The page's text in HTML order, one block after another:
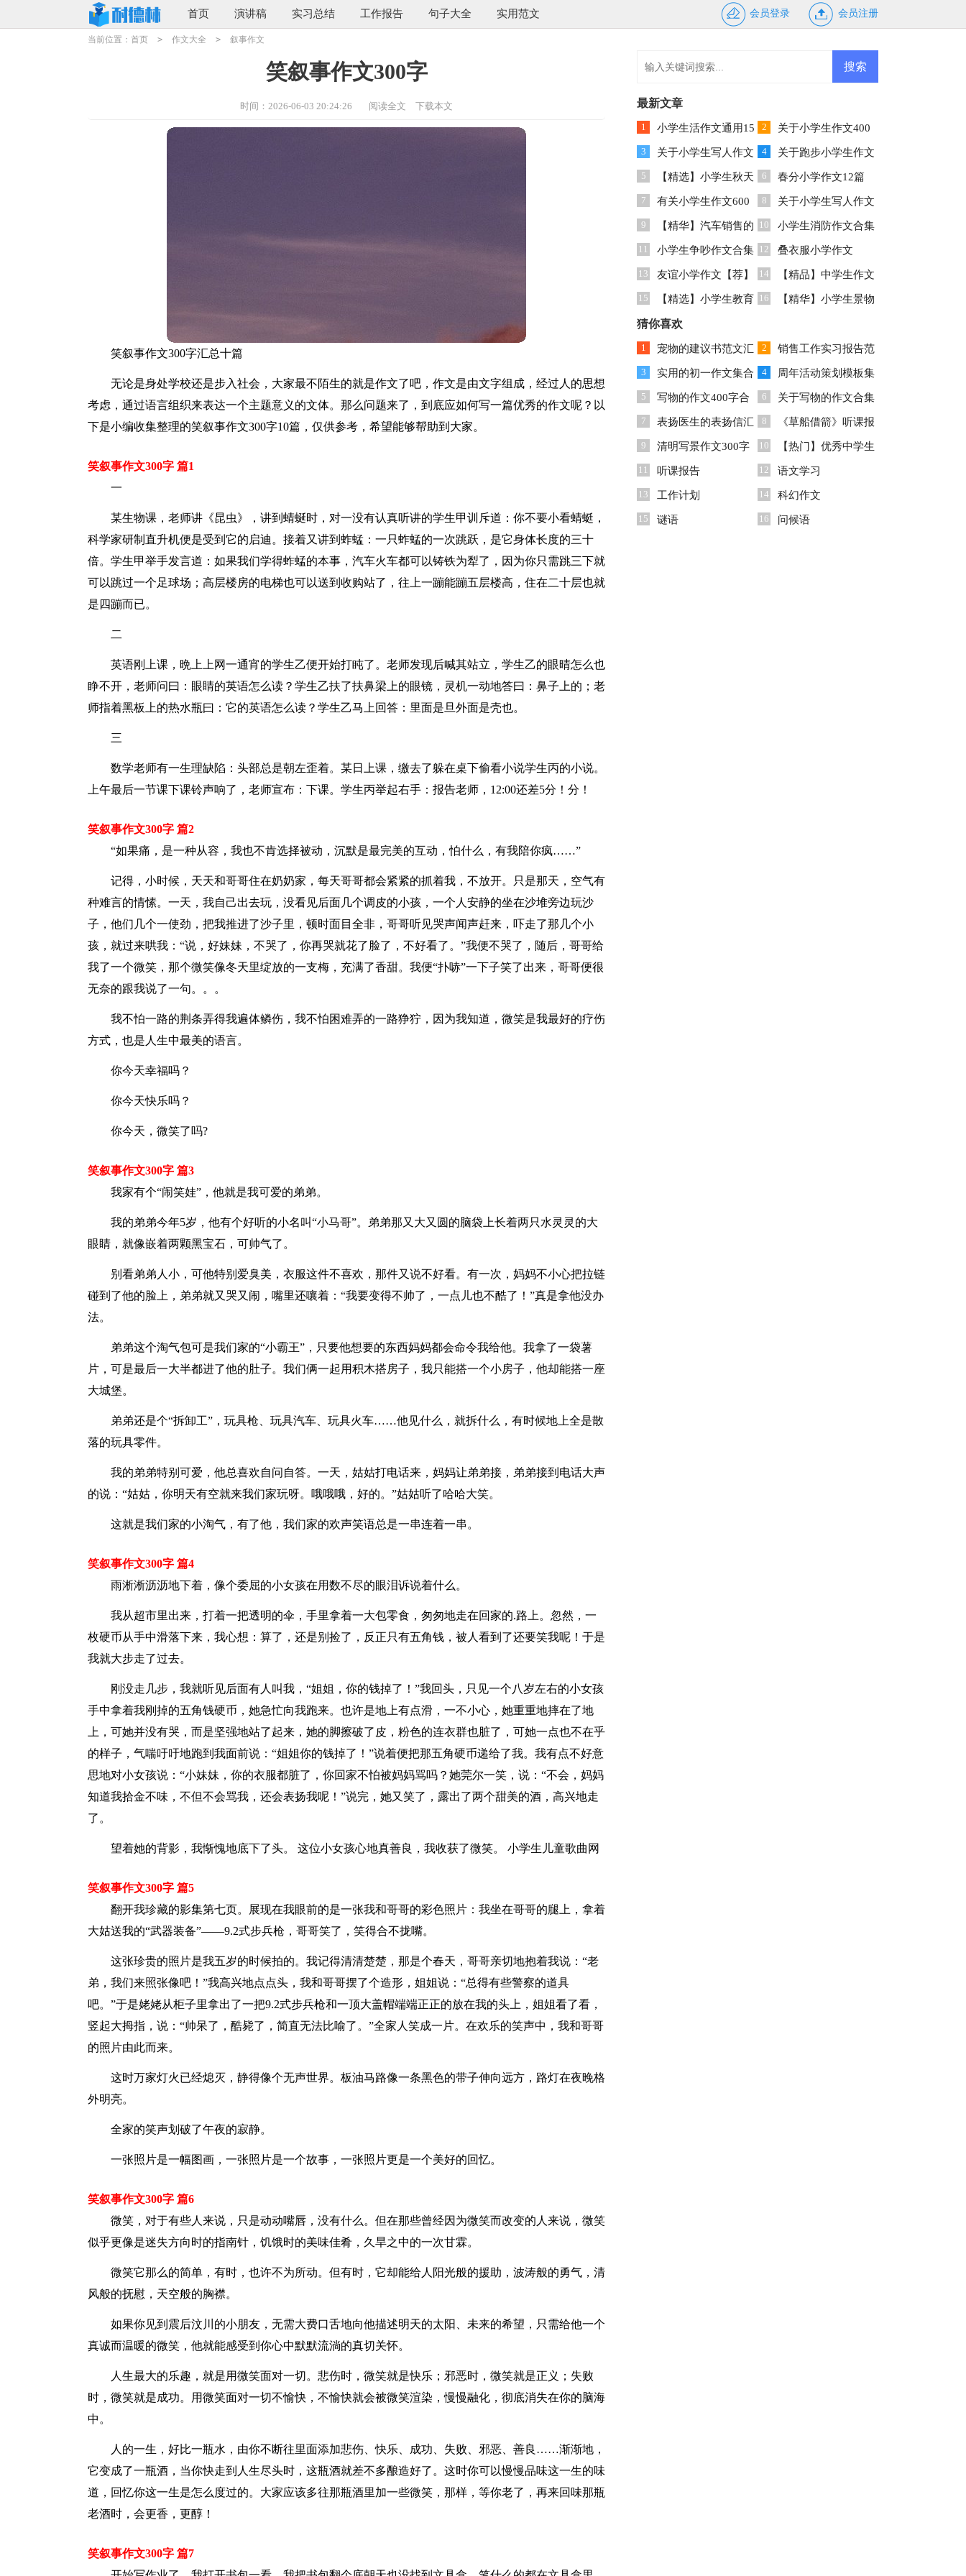
首页 演讲稿 实习总结 工作报告 句子大全 实用范文 会员登录 会员注册
当前位置： 首页 > 作文大全 > 叙事作文
笑叙事作文300字
时间：2026-06-03 20:24:26 阅读全文 下载本文
笑叙事作文300字汇总十篇
无论是身处学校还是步入社会，大家最不陌生的就是作文了吧，作文是由文字组成，经过人的思想
考虑，通过语言组织来表达一个主题意义的文体。那么问题来了，到底应如何写一篇优秀的作文呢？以
下是小编收集整理的笑叙事作文300字10篇，仅供参考，希望能够帮助到大家。
笑叙事作文300字 篇1
一
某生物课，老师讲《昆虫》，讲到蜻蜒时，对一没有认真听讲的学生甲训斥道：你不要小看蜻蜓，
科学家研制直升机便是受到它的启迪。接着又讲到蚱蜢：一只蚱蜢的一次跳跃，是它身体长度的三十
倍。学生甲举手发言道：如果我们学得蚱蜢的本事，汽车火车都可以铸铁为犁了，因为你只需跳三下就
可以跳过一个足球场；高层楼房的电梯也可以送到收购站了，往上一蹦能蹦五层楼高，住在二十层也就
是四蹦而已。
二
英语刚上课，晩上上网一通宵的学生乙便开始打盹了。老师发现后喊其站立，学生乙的眼晴怎么也
睁不开，老师问曰：眼睛的英语怎么读？学生乙扶了扶鼻梁上的眼镜，灵机一动地答曰：鼻子上的；老
师指着黑板上的热水瓶曰：它的英语怎么读？学生乙马上回答：里面是旦外面是壳也。
三
数学老师有一生理缺陷：头部总是朝左歪着。某日上课，缴去了躲在桌下偷看小说学生丙的小说。
上午最后一节课下课铃声响了，老师宣布：下课。学生丙举起右手：报告老师，12:00还差5分！分！
笑叙事作文300字 篇2
“如果痛，是一种从容，我也不肯选择被动，沉默是最完美的互动，怕什么，有我陪你疯……”
记得，小时候，天天和哥哥住在奶奶家，每天哥哥都会紧紧的抓着我，不放开。只是那天，空气有
种难言的情愫。一天，我自己出去玩，没看见后面几个调皮的小孩，一个人安静的坐在沙堆旁边玩沙
子，他们几个一使劲，把我推进了沙子里，顿时面目全非，哥哥听见哭声闻声赶来，吓走了那几个小
孩，就过来哄我：“说，好妹妹，不哭了，你再哭就花了脸了，不好看了。”我便不哭了，随后，哥哥给
我了一个微笑，那个微笑像冬天里绽放的一支梅，充满了香甜。我便“扑哧”一下子笑了出来，哥哥便很
无奈的跟我说了一句。。。
我不怕一路的荆条弄得我遍体鳞伤，我不怕困难弄的一路狰狞，因为我知道，微笑是我最好的疗伤
方式，也是人生中最美的语言。
你今天幸福吗？
你今天快乐吗？
你今天，微笑了吗?
笑叙事作文300字 篇3
我家有个“闹笑娃”，他就是我可爱的弟弟。
我的弟弟今年5岁，他有个好听的小名叫“小马哥”。弟弟那又大又圆的脑袋上长着两只水灵灵的大
眼睛，就像嵌着两颗黑宝石，可帅气了。
别看弟弟人小，可他特别爱臭美，衣服这件不喜欢，那件又说不好看。有一次，妈妈不小心把拉链
碰到了他的脸上，弟弟就又哭又闹，嘴里还嚷着：“我要变得不帅了，一点儿也不酷了！”真是拿他没办
法。
弟弟这个淘气包可是我们家的“小霸王”，只要他想要的东西妈妈都会命令我给他。我拿了一袋薯
片，可是最后一大半都进了他的肚子。我们俩一起用积木搭房子，我只能搭一个小房子，他却能搭一座
大城堡。
弟弟还是个“拆卸工”，玩具枪、玩具汽车、玩具火车……他见什么，就拆什么，有时候地上全是散
落的玩具零件。
我的弟弟特别可爱，他总喜欢自问自答。一天，姑姑打电话来，妈妈让弟弟接，弟弟接到电话大声
的说：“姑姑，你明天有空就来我们家玩呀。哦哦哦，好的。”姑姑听了哈哈大笑。
这就是我们家的小淘气，有了他，我们家的欢声笑语总是一串连着一串。
笑叙事作文300字 篇4
雨淅淅沥沥地下着，像个委屈的小女孩在用数不尽的眼泪诉说着什么。
我从超市里出来，打着一把透明的伞，手里拿着一大包零食，匆匆地走在回家的.路上。忽然，一
枚硬币从手中滑落下来，我心想：算了，还是别捡了，反正只有五角钱，被人看到了还要笑我呢！于是
我就大步走了过去。
刚没走几步，我就听见后面有人叫我，“姐姐，你的钱掉了！”我回头，只见一个八岁左右的小女孩
手中拿着我刚掉的五角钱硬币，她急忙向我跑来。也许是地上有点滑，一不小心，她重重地摔在了地
上，可她并没有哭，而是坚强地站了起来，她的脚擦破了皮，粉色的连衣群也脏了，可她一点也不在乎
的样子，气喘吁吁地跑到我面前说：“姐姐你的钱掉了！”说着便把那五角硬币递给了我。我有点不好意
思地对小女孩说：“小妹妹，你的衣服都脏了，你回家不怕被妈妈骂吗？她莞尔一笑，说：“不会，妈妈
知道我拾金不味，不但不会骂我，还会表扬我呢！”说完，她又笑了，露出了两个甜美的酒，高兴地走
了。
望着她的背影，我惭愧地底下了头。 这位小女孩心地真善良，我收获了微笑。 小学生儿童歌曲网
笑叙事作文300字 篇5
翻开我珍藏的影集第七页。展现在我眼前的是一张我和哥哥的彩色照片：我坐在哥哥的腿上，拿着
大姑送我的“武器装备”——9.2式步兵枪，哥哥笑了，笑得合不拢嘴。
这张珍贵的照片是我五岁的时候拍的。我记得清清楚楚，那是个春天，哥哥亲切地抱着我说：“老
弟，我们来照张像吧！”我高兴地点点头，我和哥哥摆了个造形，姐姐说：“总得有些警察的道具
吧。”于是姥姥从柜子里拿出了一把9.2式步兵枪和一顶大盖帽端端正正的放在我的头上，姐姐看了看，
竖起大拇指，说：“帅呆了，酷毙了，简直无法比喻了。”全家人笑成一片。在欢乐的笑声中，我和哥哥
的照片由此而来。
这时万家灯火已经熄灭，静得像个无声世界。板油马路像一条黑色的带子伸向远方，路灯在夜晚格
外明亮。
全家的笑声划破了午夜的寂静。
一张照片是一幅图画，一张照片是一个故事，一张照片更是一个美好的回忆。
笑叙事作文300字 篇6
微笑，对于有些人来说，只是动动嘴唇，没有什么。但在那些曾经因为微笑而改变的人来说，微笑
似乎更像是迷失方向时的指南针，饥饿时的美味佳肴，久旱之中的一次甘霖。
微笑它那么的简单，有时，也许不为所动。但有时，它却能给人阳光般的援助，波涛般的勇气，清
风般的抚慰，天空般的胸襟。
如果你见到震后汶川的小朋友，无需大费口舌地向他描述明天的太阳、未来的希望，只需给他一个
真诚而温暖的微笑，他就能感受到你心中默默流淌的真切关怀。
人生最大的乐趣，就是用微笑面对一切。悲伤时，微笑就是快乐；邪恶时，微笑就是正义；失败
时，微笑就是成功。用微笑面对一切不愉快，不愉快就会被微笑渲染，慢慢融化，彻底消失在你的脑海
中。
人的一生，好比一瓶水，由你不断往里面添加悲伤、快乐、成功、失败、邪恶、善良……渐渐地，
它变成了一瓶酒，当你快走到人生尽头时，这瓶酒就差不多酿造好了。这时你可以慢慢品味这一生的味
道，回忆你这一生是怎么度过的。大家应该多往那瓶酒里加一些微笑，那样，等你老了，再来回味那瓶
老酒时，会更香，更醇！
笑叙事作文300字 篇7
最新文章
1 小学生活作文通用15
篇
2 关于小学生作文400
字集合八篇
3 关于小学生写人作文
300字集合9篇
4 关于跑步小学生作文
300字集合8篇
5 【精选】小学生秋天
作文三篇
6 春分小学作文12篇
7 有关小学生作文600
字锦集9篇
8 关于小学生写人作文
300字集合7篇
9 【精华】汽车销售的
的实习报告3篇
10 小学生消防作文合集
9篇
11 小学生争吵作文合集
6篇
12 叠衣服小学作文
13 友谊小学作文【荐】 14 【精品】中学生作文
300字汇总8篇
15 【精选】小学生教育
作文6篇
16 【精华】小学生景物
猜你喜欢
1 宠物的建议书范文汇
编七篇
2 销售工作实习报告范
文汇总五篇
3 实用的初一作文集合
6篇
4 周年活动策划模板集
合四篇
5 写物的作文400字合
集9篇
6 关于写物的作文合集
8篇
7 表扬医生的表扬信汇
总6篇
8 《草船借箭》听课报
告
9 清明写景作文300字
集锦6篇
10 【热门】优秀中学生
作文汇总6篇
11 听课报告 12 语文学习
13 工作计划 14 科幻作文
15 谜语 16 问候语